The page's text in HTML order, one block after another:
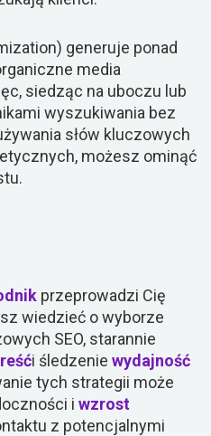
generuje ponad
media
siedząc na uboczu lub
wyszukiwania bez
słów kluczowych
możesz ominąć
przeprowadzi Cię
wiedzieć o wyborze
SEO, starannie
i śledzenie wydajność
tych strategii może
i wzrost
z potencjalnymi